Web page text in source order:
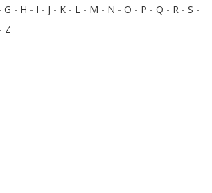
G - H - I - J - K - L - M - N - O - P - Q - R - S -
- Z